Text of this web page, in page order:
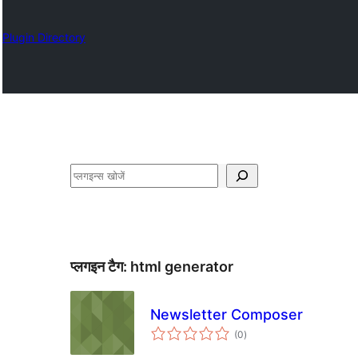
Plugin Directory
खोजें
प्लगइन टैग: html generator
Newsletter Composer
(0कुल
दर)